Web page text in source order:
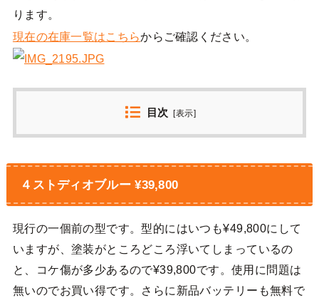
ります。
現在の在庫一覧はこちらからご確認ください。
目次 [表示]
４ストディオブルー ¥39,800
現行の一個前の型です。型的にはいつも¥49,800にして
いますが、塗装がところどころ浮いてしまっているの
と、コケ傷が多少あるので¥39,800です。使用に問題は
無いのでお買い得です。さらに新品バッテリーも無料で